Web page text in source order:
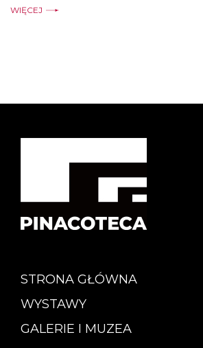
WIĘCEJ
STRONA GŁÓWNA
WYSTAWY
GALERIE I MUZEA